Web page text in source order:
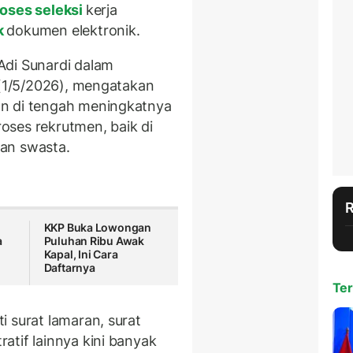
seleksi kerja
dokumen elektronik.
Sunardi dalam
5/2026), mengatakan
di tengah meningkatnya
rekrutmen, baik di
swasta.
KKP Buka Lowongan
Puluhan Ribu Awak
Kapal, Ini Cara
Daftarnya
surat lamaran, surat
lainnya kini banyak